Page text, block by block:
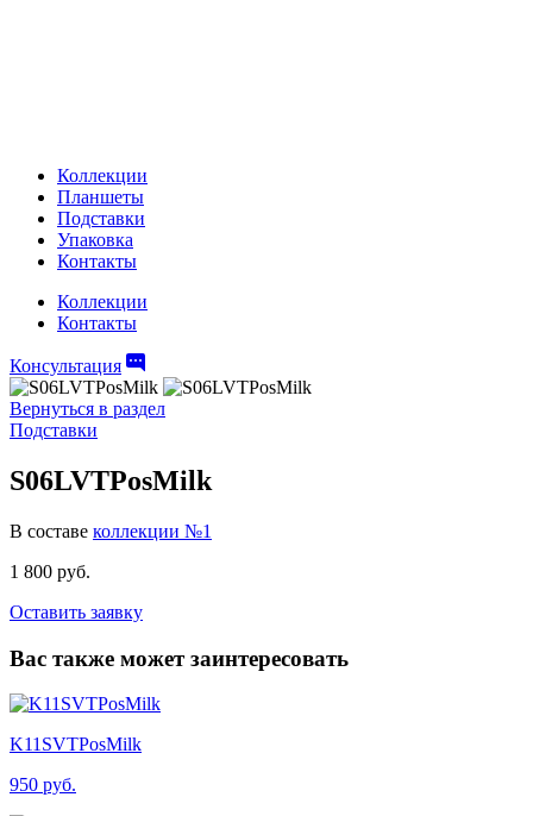
Коллекции
Планшеты
Подставки
Упаковка
Контакты
Коллекции
Контакты
Консультация
Вернуться в раздел
Подставки
S06LVTPosMilk
В составе коллекции №1
1 800 руб.
Оставить заявку
Вас также может заинтересовать
K11SVTPosMilk
950 руб.